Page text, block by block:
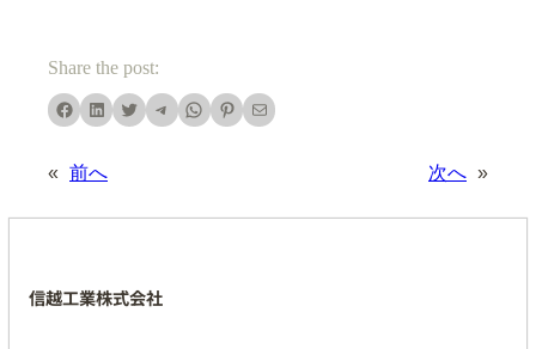
Share the post:
« 前へ 次へ »
信越工業株式会社